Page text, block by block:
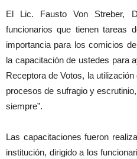
El Lic. Fausto Von Streber,
funcionarios que tienen tareas
importancia para los comicios
la capacitación de ustedes para
Receptora de Votos, la
procesos de sufragio y
siempre”.
Las capacitaciones fueron
institución, dirigido a los